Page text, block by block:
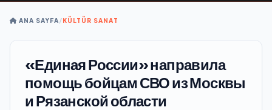
ANA SAYFA/KÜLTÜR SANAT
«Единая России» направила
помощь бойцам СВО из Москвы
и Рязанской области